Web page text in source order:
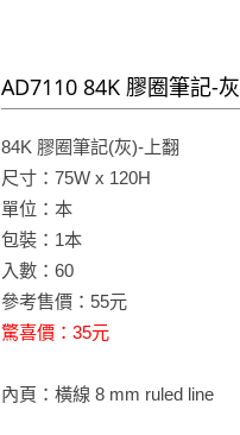
AD7110 84K 膠圈筆記-灰
84K 膠圈筆記(灰)-上翻
尺寸：75W x 120H
單位：本
包裝：1本
入數：60
參考售價：55元
驚喜價：35元
內頁：橫線 8 mm ruled line